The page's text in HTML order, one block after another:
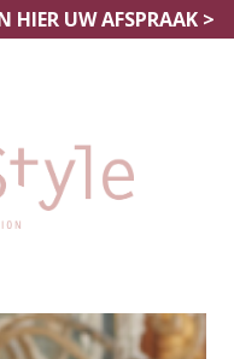
HIER UW AFSPRAAK >